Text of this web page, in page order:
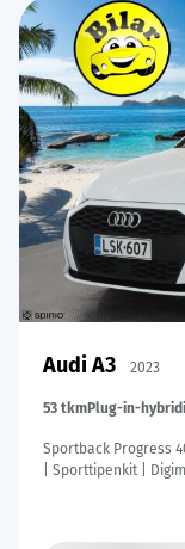
Audi A3 2023
53 tkmPlug-in-hybridi
Sportback Progress 40 TFSI e 150kW S tronic - | ACC | LED | P.Kamera
| Sporttipenkit |